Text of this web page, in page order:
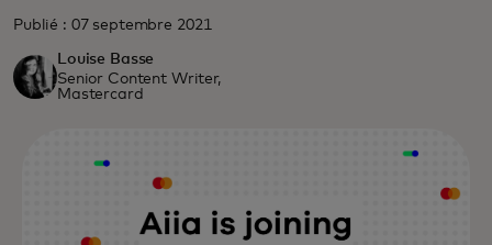
Publié : 07 septembre 2021
Louise Basse
Senior Content Writer,
Mastercard